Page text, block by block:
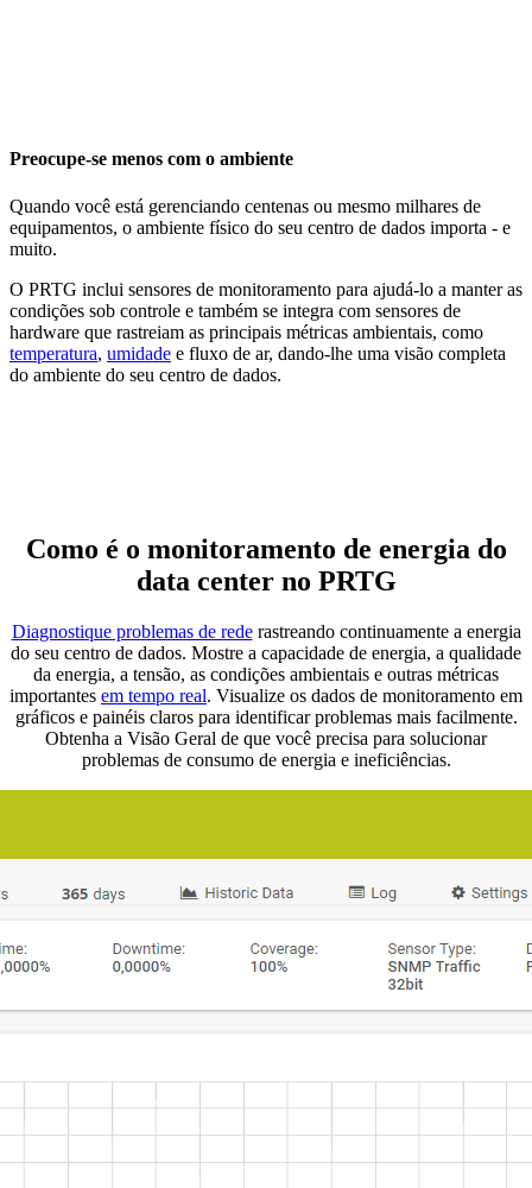
Preocupe-se menos com o ambiente
Quando você está gerenciando centenas ou mesmo milhares de
equipamentos, o ambiente físico do seu centro de dados importa - e
muito.
O PRTG inclui sensores de monitoramento para ajudá-lo a manter as
condições sob controle e também se integra com sensores de
hardware que rastreiam as principais métricas ambientais, como
temperatura, umidade e fluxo de ar, dando-lhe uma visão completa
do ambiente do seu centro de dados.
Como é o monitoramento de energia do
data center no PRTG
Diagnostique problemas de rederastreando continuamente a energia
do seu centro de dados. Mostre a capacidade de energia, a qualidade
da energia, a tensão, as condições ambientais e outras métricas
importantes em tempo real. Visualize os dados de monitoramento em
gráficos e painéis claros para identificar problemas mais facilmente.
Obtenha a Visão Geral de que você precisa para solucionar
problemas de consumo de energia e ineficiências.